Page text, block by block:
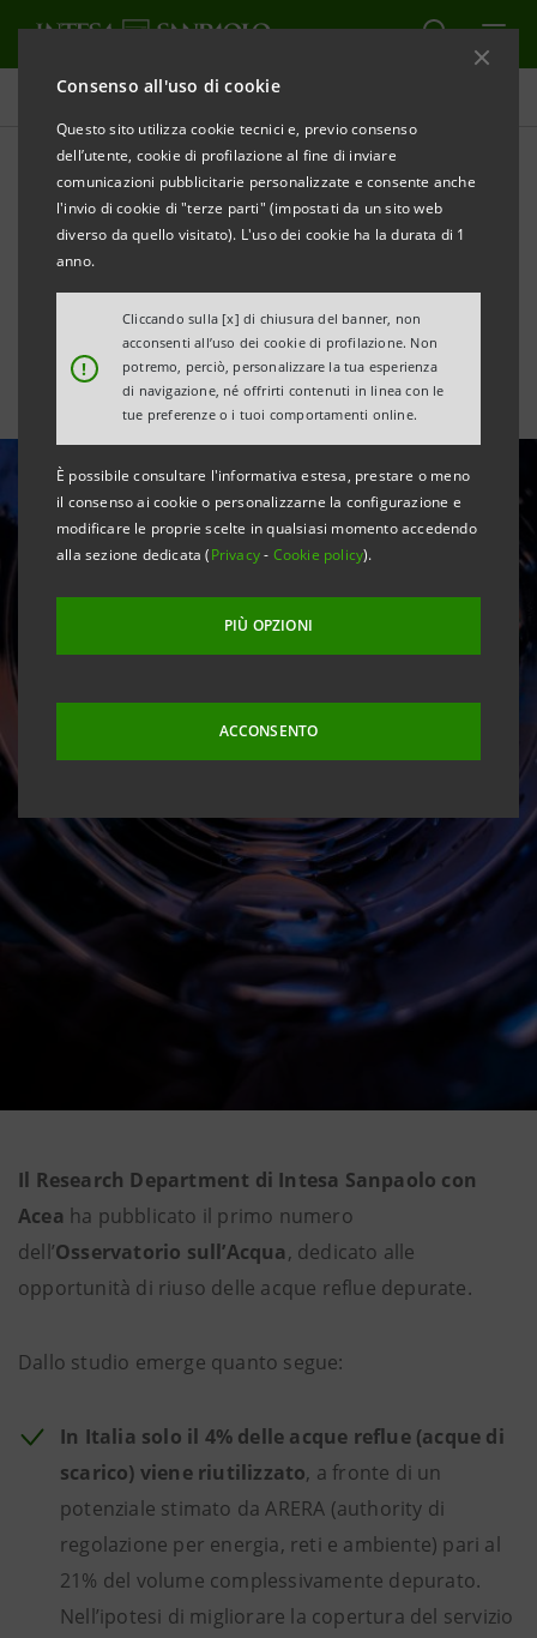
Consenso all'uso di cookie
Questo sito utilizza cookie tecnici e, previo consenso
dell’utente, cookie di profilazione al fine di inviare
comunicazioni pubblicitarie personalizzate e consente anche
l'invio di cookie di "terze parti" (impostati da un sito web
diverso da quello visitato). L'uso dei cookie ha la durata di 1
anno.
!
Cliccando sulla [x] di chiusura del banner, non
acconsenti all’uso dei cookie di profilazione. Non
potremo, perciò, personalizzare la tua esperienza
di navigazione, né offrirti contenuti in linea con le
tue preferenze o i tuoi comportamenti online.
È possibile consultare l'informativa estesa, prestare o meno
il consenso ai cookie o personalizzarne la configurazione e
modificare le proprie scelte in qualsiasi momento accedendo
alla sezione dedicata (Privacy- Cookie policy).
PIÙ OPZIONI
ACCONSENTO
Area Media
Acqua: l’opportunità di
riutilizzare acque reflue
depurate
Il Research Department di Intesa Sanpaolo con
Acea ha pubblicato il primo numero
dell’Osservatorio sull’Acqua, dedicato alle
opportunità di riuso delle acque reflue depurate.
Dallo studio emerge quanto segue:
In Italia solo il 4% delle acque reflue (acque di
scarico) viene riutilizzato, a fronte di un
potenziale stimato da ARERA (authority di
regolazione per energia, reti e ambiente) pari al
21% del volume complessivamente depurato.
Nell’ipotesi di migliorare la copertura del servizio